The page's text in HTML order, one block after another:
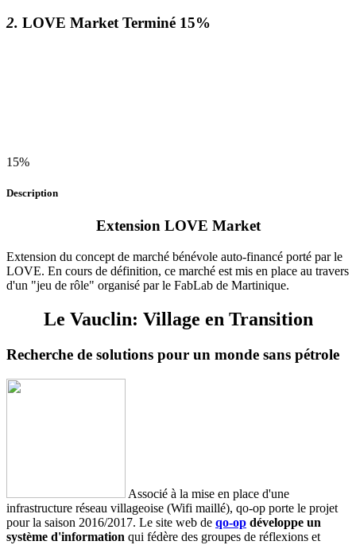
2. LOVE MarketTerminé 15%
15%
Description
Extension LOVE Market
Extension du concept de marché bénévole auto-financé porté par le
LOVE. En cours de définition, ce marché est mis en place au travers
d'un "jeu de rôle" organisé par le FabLab de Martinique.
Le Vauclin: Village en Transition
Recherche de solutions pour un monde sans pétrole
Associé à la mise en place d'une
infrastructure réseau villageoise (Wifi maillé), qo-op porte le projet
pour la saison 2016/2017. Le site web de qo-op développe un
système d'information qui fédère des groupes de réflexions et